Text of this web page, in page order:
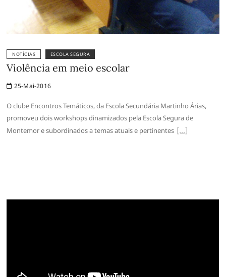
NOTÍCIAS ESCOLA SEGURA
Violência em meio escolar
25-Mai-2016
O clube Encontros Temáticos, da Escola Secundária Martinho Árias,
promoveu dois workshops dinamizados pela Escola Segura de
Montemor e subordinados a temas atuais e pertinentes